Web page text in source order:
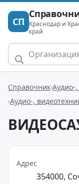
СП
Краснодар и
край
Справочник Аудио-
Аудио-,
Адрес
354000,